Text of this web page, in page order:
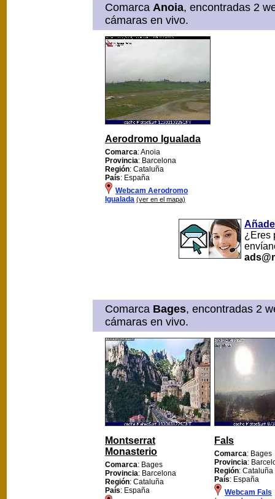
Comarca Anoia, encontradas 2
cámaras en vivo.
Aerodromo Igualada
Comarca: Anoia
Provincia: Barcelona
Región: Cataluña
País: España
Webcam Aerodromo
Igualada (ver en el mapa)
¿Eres
Comarca Bages, encontradas 2
cámaras en vivo.
Montserrat
Monasterio
Comarca: Bages
Provincia: Barcelona
Región: Cataluña
País: España
Fals
Comarca: Bages
Provincia:
Región: Cataluña
País: España
Webcam Fals